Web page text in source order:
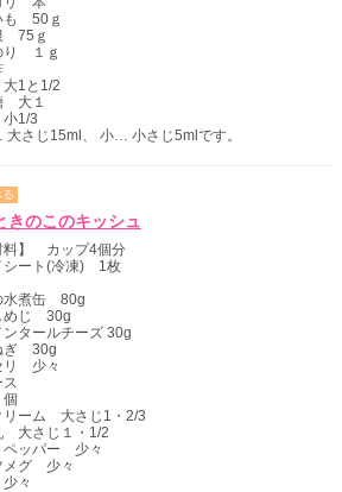
も 50ｇ
75ｇ
り １ｇ
1と1/2
大１
1/3
さじ15ml、 小… 小さじ5mlです。
きのこのキッシュ
料】 カップ4個分
シート(冷凍) 1枚
水煮缶 80g
めじ 30g
ンタールチーズ 30g
ぎ 30g
リ 少々
ス
リーム 大さじ1・2/3
大さじ１・1/2
ペッパー 少々
メグ 少々
々